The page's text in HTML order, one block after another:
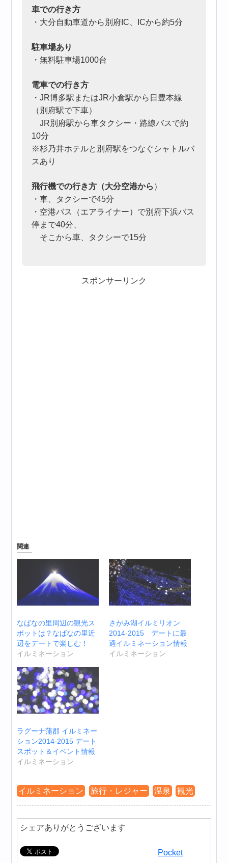
車での行き方
・大分自動車道から別府IC、ICから約5分
駐車場あり
・無料駐車場1000台
電車での行き方
・JR博多駅またはJR小倉駅から日豊本線
（別府駅で下車）
JR別府駅から車タクシー・路線バスで約
10分
※杉乃井ホテルと別府駅をつなぐシャトルバ
スあり
飛行機での行き方（大分空港から ）
・車、タクシーで45分
・空港バス（エアライナー）で別府下浜バス
停まで40分、
そこから車、タクシーで15分
スポンサーリンク
関連
なばなの里周辺の観光ス
ポットは？なばなの里近
辺をデートで楽しむ！
イルミネーション
さがみ湖イルミリオン
2014-2015 デートに最
適イルミネーション情報
イルミネーション
ラグーナ蒲郡 イルミネー
ション2014-2015 デート
スポット＆イベント情報
イルミネーション
イルミネーション 旅行・レジャー 温泉 観光
シェアありがとうございます
Pocket